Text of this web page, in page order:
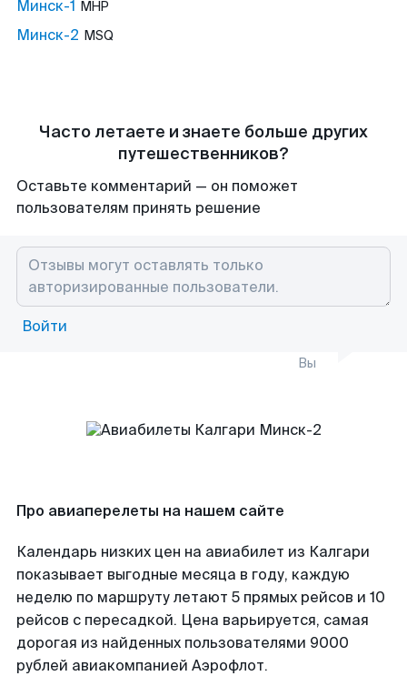
Минск-1 MHP
Минск-2 MSQ
Часто летаете и знаете больше других
путешественников?
Оставьте комментарий — он поможет
пользователям принять решение
Войти
Вы
Про авиаперелеты на нашем сайте
Календарь низких цен на авиабилет из Калгари
показывает выгодные месяца в году, каждую
неделю по маршруту летают 5 прямых рейсов и 10
рейсов с пересадкой. Цена варьируется, самая
дорогая из найденных пользователями 9000
рублей авиакомпанией Аэрофлот.